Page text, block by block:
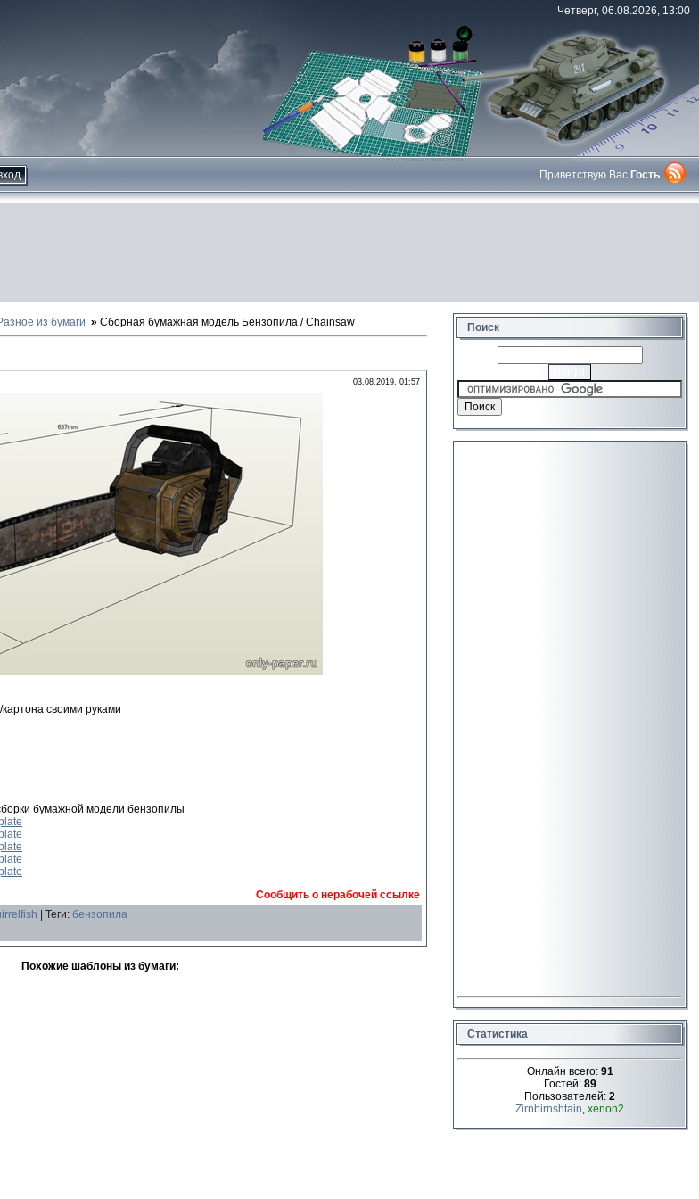
Четверг, 06.08.2026, 13:00
Приветствую Вас Гость
из бумаги Сборная бумажная модель Бензопила / Chainsaw
03.08.2019, 01:57
своими руками
бумажной модели бензопилы
Сообщить о нерабочей ссылке
Теги: бензопила
Похожие шаблоны из бумаги:
Поиск
Статистика
Онлайн всего: 91
Гостей: 89
Пользователей: 2
Zirnbirnshtain, xenon2